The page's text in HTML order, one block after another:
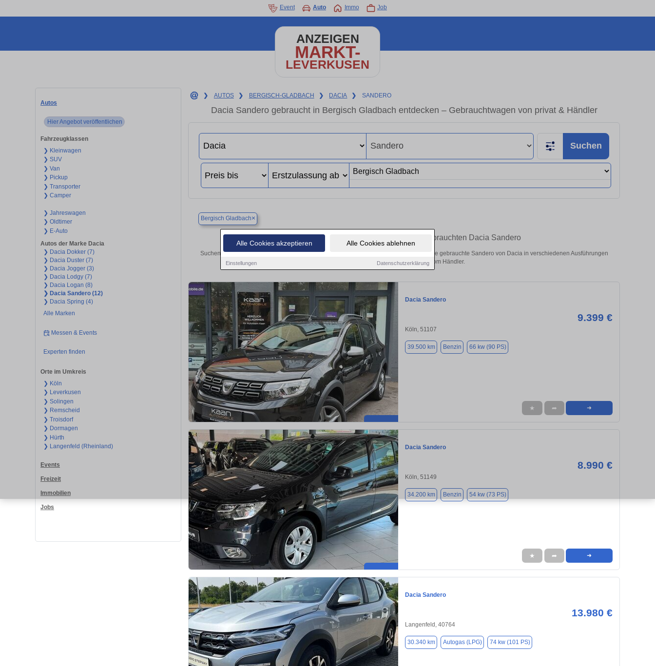
Alle Cookies akzeptieren Alle Cookies ablehnen
Einstellungen Datenschutzerklärung
Event Auto Immo Job
ANZEIGEN
MARKT-
LEVERKUSEN
Autos
Hier Angebot veröffentlichen
Fahrzeugklassen
❯ Kleinwagen
❯ SUV
❯ Van
❯ Pickup
❯ Transporter
❯ Camper
❯ Jahreswagen
❯ Oldtimer
❯ E-Auto
Autos der Marke Dacia
❯ Dacia Dokker (7)
❯ Dacia Duster (7)
❯ Dacia Jogger (3)
❯ Dacia Lodgy (7)
❯ Dacia Logan (8)
❯ Dacia Sandero (12)
❯ Dacia Spring (4)
Alle Marken
Messen & Events
Experten finden
Orte im Umkreis
❯ Köln
❯ Leverkusen
❯ Solingen
❯ Remscheid
❯ Troisdorf
❯ Dormagen
❯ Hürth
❯ Langenfeld (Rheinland)
Events
Freizeit
Immobilien
Jobs
❯ AUTOS ❯ BERGISCH-GLADBACH ❯ DACIA ❯ SANDERO
Dacia Sandero gebraucht in Bergisch Gladbach entdecken – Gebrauchtwagen von privat & Händler
Suchen
Bergisch Gladbach×
Finden Sie in Bergisch Gladbach Ihren gebrauchten Dacia Sandero
Suchen Sie in Bergisch Gladbach einen Dacia Sandero Gebrauchtwagen? Entdecken Sie gebrauchte Sandero von Dacia in verschiedenen Ausführungen
und Preisklassen von privat und vom Händler.
Dacia Sandero
9.399 €
Köln, 51107
39.500 km Benzin 66 kw (90 PS)
★ ➦ ➜
Dacia Sandero
8.990 €
Köln, 51149
34.200 km Benzin 54 kw (73 PS)
★ ➦ ➜
Dacia Sandero
13.980 €
Langenfeld, 40764
30.340 km Autogas (LPG) 74 kw (101 PS)